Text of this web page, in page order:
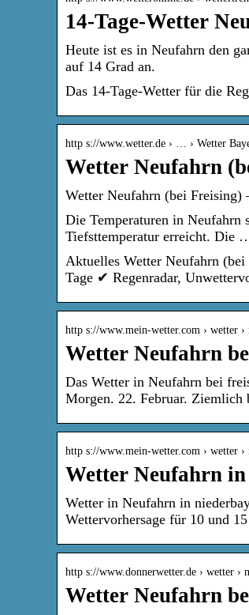
14-Tage-Wetter
Heute ist es in Neufahrn den
auf 14 Grad an.
Das 14-Tage-Wetter für die
http s://www.wetter.de › … › Wetter
Wetter Neufahrn
Wetter Neufahrn (bei Freising)
Die Temperaturen in Neufahrn
Tiefsttemperatur erreicht. Die
Aktuelles Wetter Neufahrn
Tage ✔ Regenradar,
http s://www.mein-wetter.com › wetter
Wetter Neufahrn
Das Wetter in Neufahrn bei
Morgen. 22. Februar. Ziemlich
http s://www.mein-wetter.com › wetter
Wetter Neufahrn in
Wetter in Neufahrn in
Wettervorhersage für 10 und
http s://www.donnerwetter.de › wetter ›
Wetter Neufahrn